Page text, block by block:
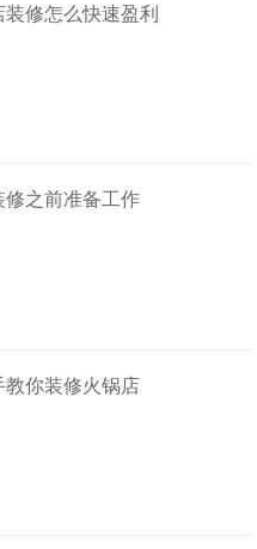
装修怎么快速盈利
修之前准备工作
教你装修火锅店